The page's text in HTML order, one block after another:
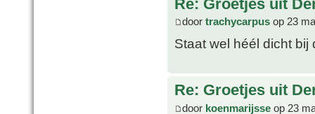
Re: Groetjes uit
door trachycarpus op 23
Staat wel héél dicht bij
Re: Groetjes uit
door koenmarijsse op 23